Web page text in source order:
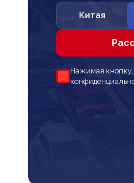
Китая
Нажимая